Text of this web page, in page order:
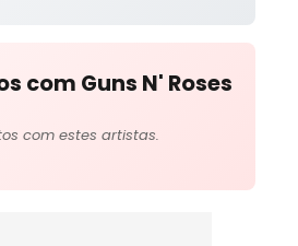
com Guns N' Roses
com estes artistas.